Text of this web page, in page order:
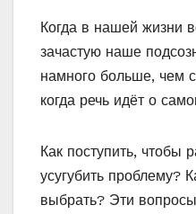
Когда в нашей жизни
зачастую наше
намного больше, чем
когда речь идёт о
Как поступить, чтобы
усугубить проблему?
выбрать? Эти